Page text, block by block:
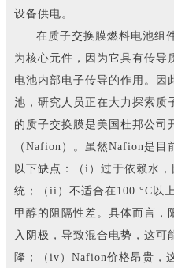
设备供电。
在质子交换膜燃料电池组
为核心元件，因为它具有传导
电池内部电子传导的作用。因
池，研究人员正在大力探索质
的质子交换膜是美国杜邦公司
（Nafion）。虽然Nafion是
以下缺点：（i）过于依赖水
统；（ii）不适合在100 °C以
甲醇的阻隔性差。具体而言，
入阴极，导致混合电势，这可
降；（iv）Nafion价格昂贵，